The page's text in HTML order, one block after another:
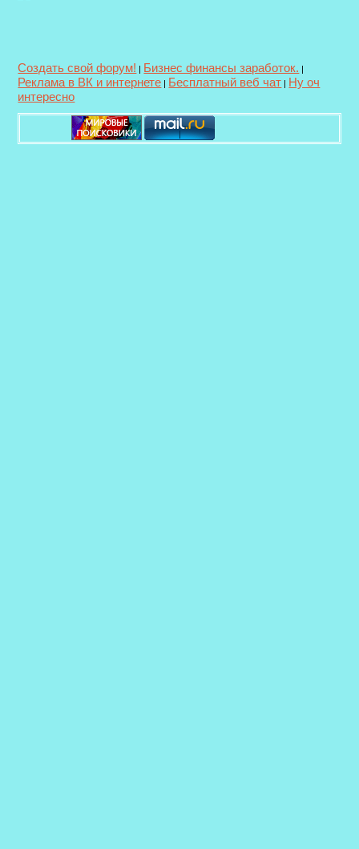
Создать свой форум! | Бизнес финансы заработок. |
Реклама в ВК и интернете | Бесплатный веб чат | Ну оч
интересно